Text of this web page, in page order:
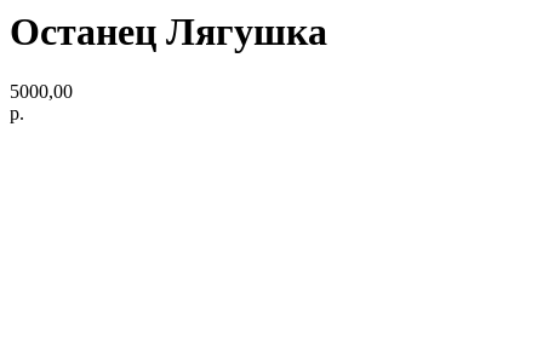
Останец Лягушка
5000,00
р.